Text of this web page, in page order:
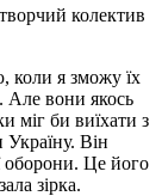
колектив
коли я зможу їх
Але вони якось
міг би виїхати з
Він
оборони. Це його
зірка.